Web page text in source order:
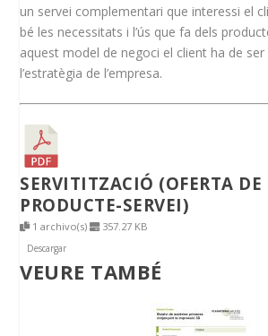
un servei complementari que interessi el
bé les necessitats i l’ús que fa dels
aquest model de negoci el client ha de
l’estratègia de l’empresa.
SERVITITZACIÓ (OFERTA DE
PRODUCTE-SERVEI)
1 archivo(s) 357.27 KB
Descargar
VEURE TAMBÉ